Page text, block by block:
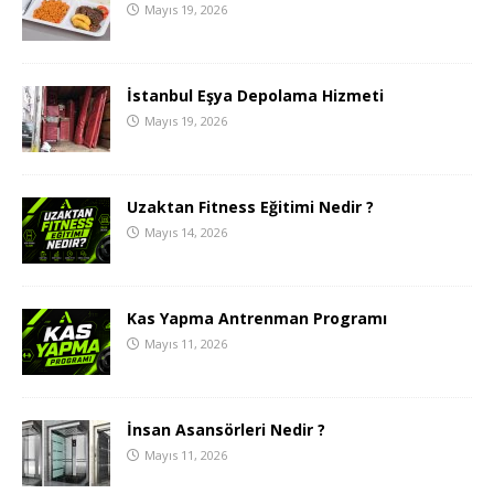
Mayıs 19, 2026
İstanbul Eşya Depolama Hizmeti
Mayıs 19, 2026
Uzaktan Fitness Eğitimi Nedir ?
Mayıs 14, 2026
Kas Yapma Antrenman Programı
Mayıs 11, 2026
İnsan Asansörleri Nedir ?
Mayıs 11, 2026